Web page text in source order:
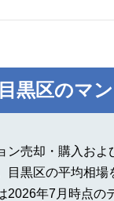
黒区のマ
ン売却・購入お
黒区の平均相
年7月時点の